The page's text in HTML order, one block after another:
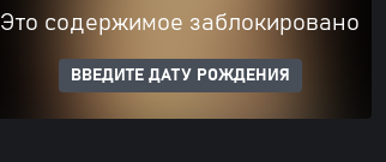
Это содержимое заблокировано
ВВЕДИТЕ ДАТУ РОЖДЕНИЯ